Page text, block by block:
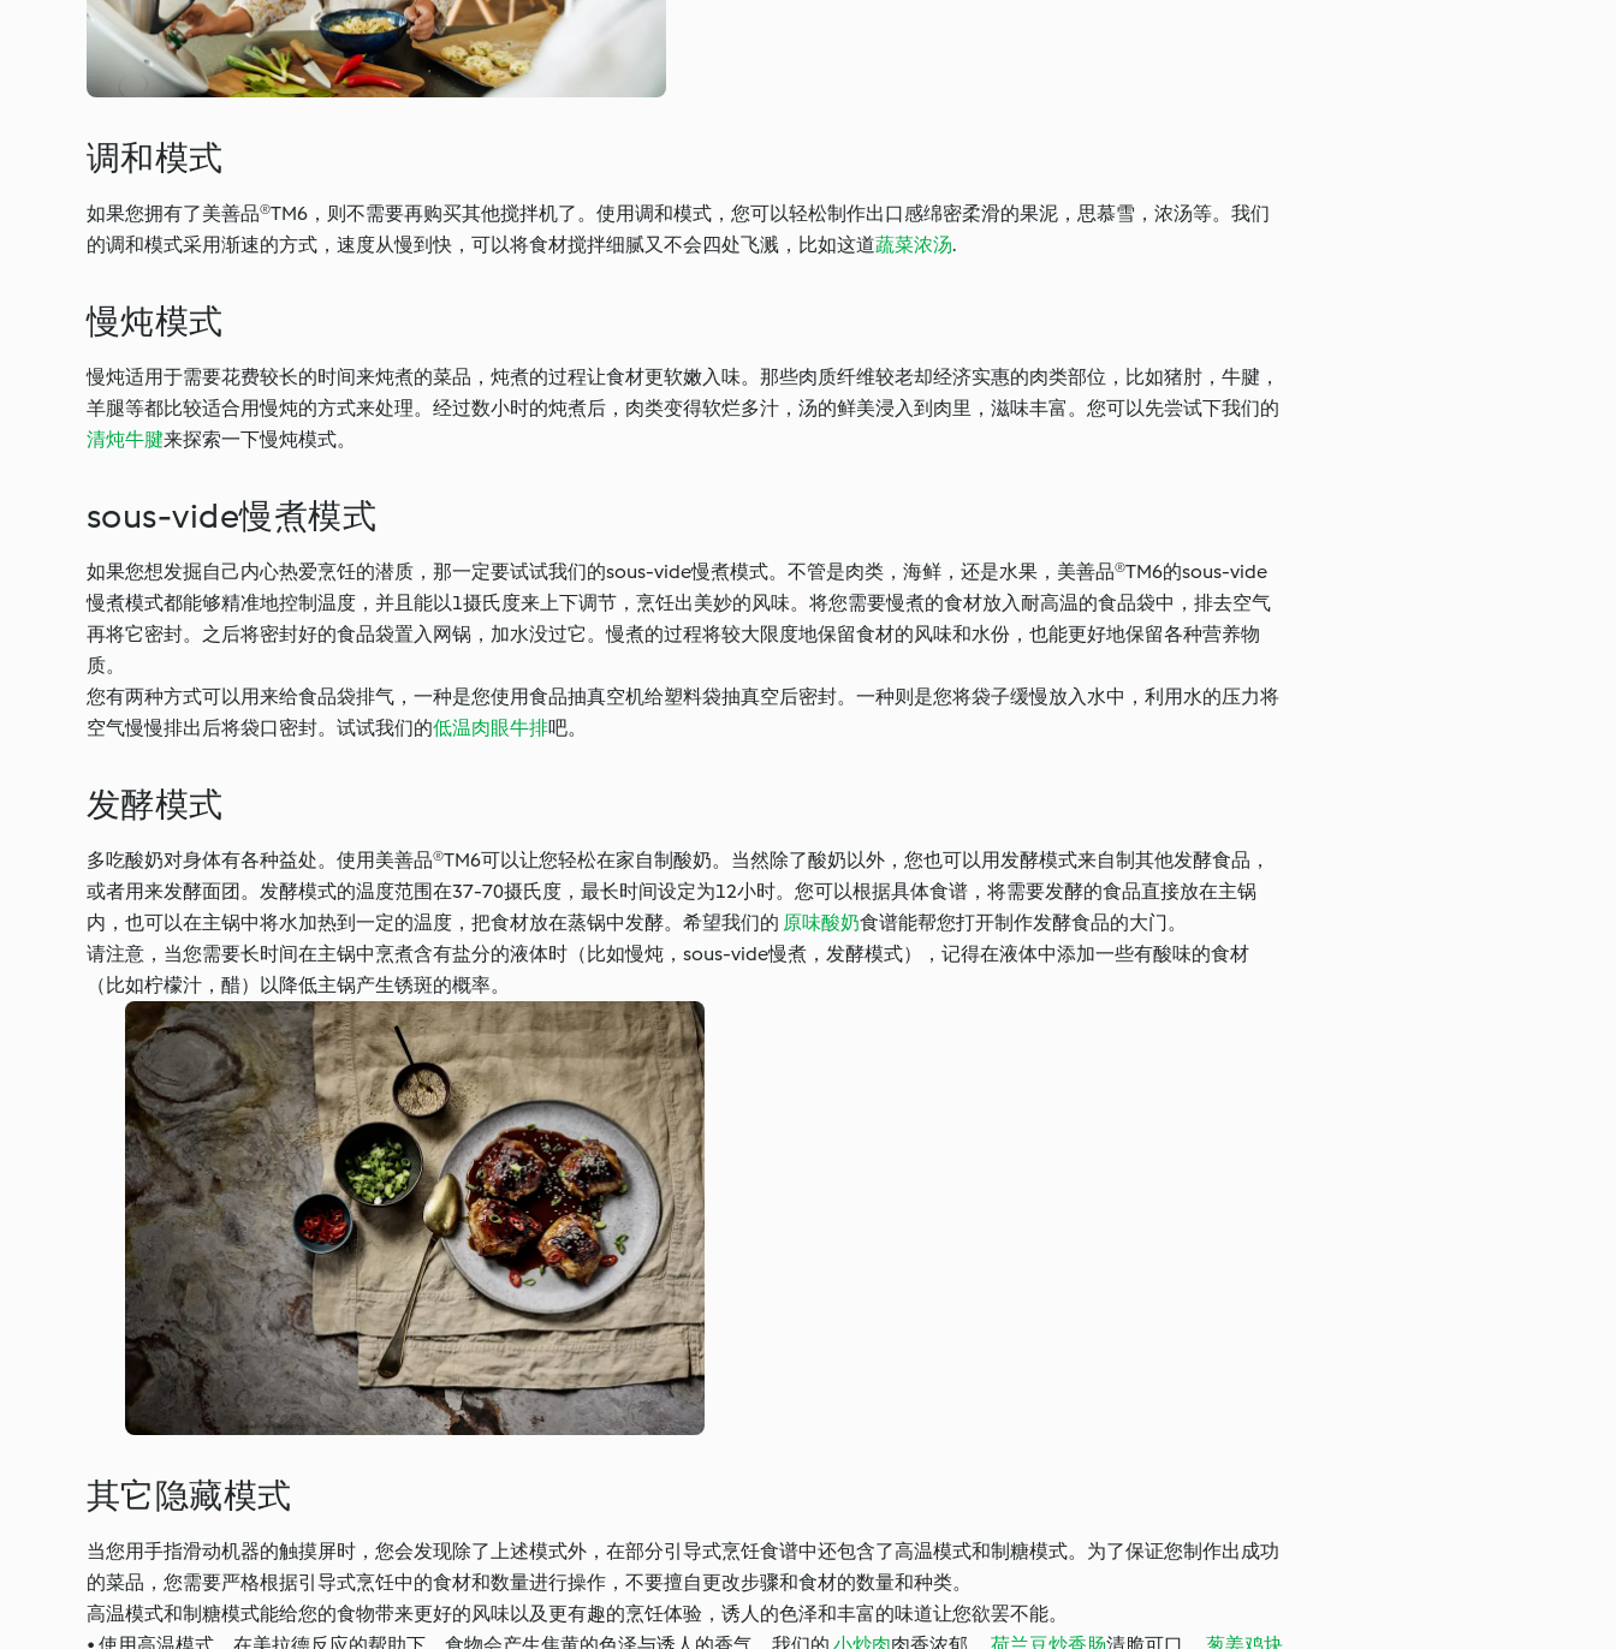
调和模式
如果您拥有了美善品®TM6，则不需要再购买其他搅拌机了。使用调和模式，您可以轻松制作出口感绵密柔滑的果泥，思慕雪，浓汤等。我们
的调和模式采用渐速的方式，速度从慢到快，可以将食材搅拌细腻又不会四处飞溅，比如这道蔬菜浓汤.
慢炖模式
慢炖适用于需要花费较长的时间来炖煮的菜品，炖煮的过程让食材更软嫩入味。那些肉质纤维较老却经济实惠的肉类部位，比如猪肘，牛腱，
羊腿等都比较适合用慢炖的方式来处理。经过数小时的炖煮后，肉类变得软烂多汁，汤的鲜美浸入到肉里，滋味丰富。您可以先尝试下我们的
清炖牛腱来探索一下慢炖模式。
sous-vide慢煮模式
如果您想发掘自己内心热爱烹饪的潜质，那一定要试试我们的sous-vide慢煮模式。不管是肉类，海鲜，还是水果，美善品®TM6的sous-vide
慢煮模式都能够精准地控制温度，并且能以1摄氏度来上下调节，烹饪出美妙的风味。将您需要慢煮的食材放入耐高温的食品袋中，排去空气
再将它密封。之后将密封好的食品袋置入网锅，加水没过它。慢煮的过程将较大限度地保留食材的风味和水份，也能更好地保留各种营养物
质。
您有两种方式可以用来给食品袋排气，一种是您使用食品抽真空机给塑料袋抽真空后密封。一种则是您将袋子缓慢放入水中，利用水的压力将
空气慢慢排出后将袋口密封。试试我们的低温肉眼牛排吧。
发酵模式
多吃酸奶对身体有各种益处。使用美善品®TM6可以让您轻松在家自制酸奶。当然除了酸奶以外，您也可以用发酵模式来自制其他发酵食品，
或者用来发酵面团。发酵模式的温度范围在37-70摄氏度，最长时间设定为12小时。您可以根据具体食谱，将需要发酵的食品直接放在主锅
内，也可以在主锅中将水加热到一定的温度，把食材放在蒸锅中发酵。希望我们的 原味酸奶食谱能帮您打开制作发酵食品的大门。
请注意，当您需要长时间在主锅中烹煮含有盐分的液体时（比如慢炖，sous-vide慢煮，发酵模式），记得在液体中添加一些有酸味的食材
（比如柠檬汁，醋）以降低主锅产生锈斑的概率。
其它隐藏模式
当您用手指滑动机器的触摸屏时，您会发现除了上述模式外，在部分引导式烹饪食谱中还包含了高温模式和制糖模式。为了保证您制作出成功
的菜品，您需要严格根据引导式烹饪中的食材和数量进行操作，不要擅自更改步骤和食材的数量和种类。
高温模式和制糖模式能给您的食物带来更好的风味以及更有趣的烹饪体验，诱人的色泽和丰富的味道让您欲罢不能。